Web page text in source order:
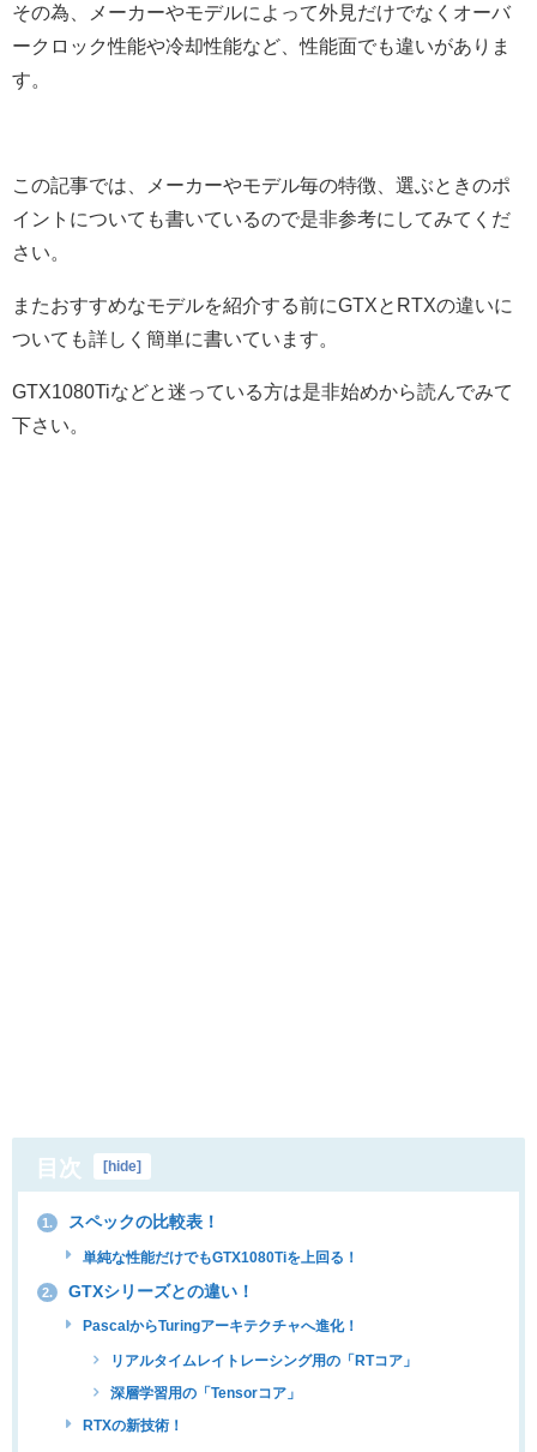
その為、メーカーやモデルによって外見だけでなくオーバ
ークロック性能や冷却性能など、性能面でも違いがありま
す。
この記事では、メーカーやモデル毎の特徴、選ぶときのポ
イントについても書いているので是非参考にしてみてくだ
さい。
またおすすめなモデルを紹介する前にGTXとRTXの違いに
ついても詳しく簡単に書いています。
GTX1080Tiなどと迷っている方は是非始めから読んでみて
下さい。
目次 [hide]
1. スペックの比較表！
単純な性能だけでもGTX1080Tiを上回る！
2. GTXシリーズとの違い！
PascalからTuringアーキテクチャへ進化！
リアルタイムレイトレーシング用の「RTコア」
深層学習用の「Tensorコア」
RTXの新技術！